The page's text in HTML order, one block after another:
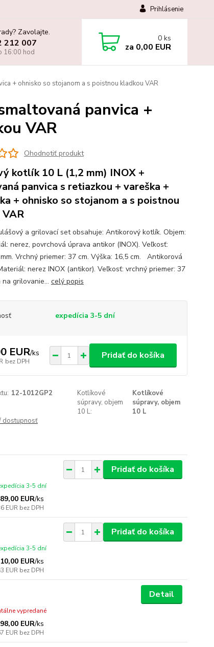
Prihlásenie
Zavolajte.
212 007
16:00 hod
0 ks
za 0,00 EUR
+ ohnisko so stojanom a s poistnou kladkou VAR
panvica +
VAR
Ohodnotiť produkt
kotlík 10 L (1,2 mm) INOX +
panvica s retiazkou + vareška +
+ ohnisko so stojanom a s poistnou
a grilovací set obsahuje: Antikorový kotlík. Objem:
nerez, povrchová úprava antikor (INOX). Veľkosť:
Vrchný priemer: 37 cm. Výška: 16,5 cm. Antikorová
nerez INOX (antikor). Veľkosť: vrchný priemer: 37
na grilovanie... celý popis
expedícia 3-5 dní
EUR/ks
bez DPH
Pridať do košíka
12-1012GP2
Kotlíkové
súpravy, objem
10 L:
Kotlíkové
súpravy, objem
10 L
dostupnosť
89,00 EUR/ks
EUR bez DPH
3-5 dní
Pridať do košíka
EUR/ks
EUR bez DPH
3-5 dní
Pridať do košíka
98,00 EUR/ks
EUR bez DPH
vypredané
Detail